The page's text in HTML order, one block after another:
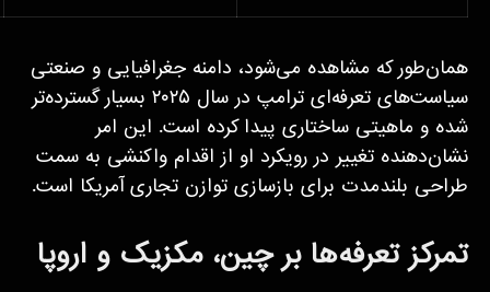
همان‌طور که مشاهده می‌شود، دامنه جغرافیایی و صنعتی
سیاست‌های تعرفه‌ای ترامپ در سال ۲۰۲۵ بسیار گسترده‌تر
شده و ماهیتی ساختاری پیدا کرده است. این امر
نشان‌دهنده تغییر در رویکرد او از اقدام واکنشی به سمت
طراحی بلندمدت برای بازسازی توازن تجاری آمریکا است.
تمرکز تعرفه‌ها بر چین، مکزیک و اروپا